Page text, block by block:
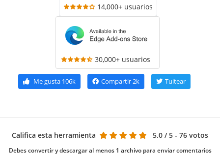
14,000+ usuarios
30,000+ usuarios
Me gusta106k Compartir2k Tuitear
Califica esta herramienta 5.0 / 5 - 76 votos
Debes convertir y descargar al menos 1 archivo para enviar comentarios